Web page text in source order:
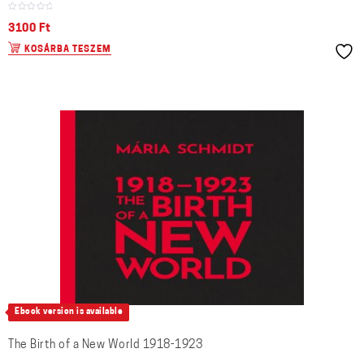
3100 Ft
KOSÁRBA TESZEM
Ebook version is available
The Birth of a New World 1918-1923